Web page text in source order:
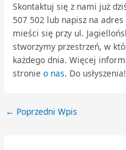
Skontaktuj się z nami już
507 502 lub napisz na adres
mieści się przy ul.
stworzymy przestrzeń, w
każdego dnia. Więcej
stronieo nas. Do usłyszenia!
← Poprzedni Wpis